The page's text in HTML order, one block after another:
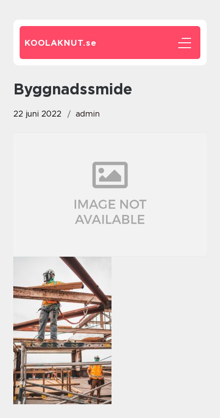
KOOLAKNUT.se
byggnadssmide
22 juni 2022 admin